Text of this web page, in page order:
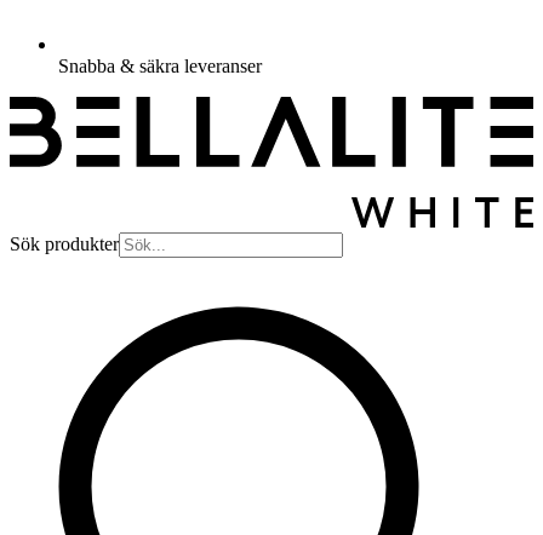
Snabba & säkra leveranser
Sök produkter